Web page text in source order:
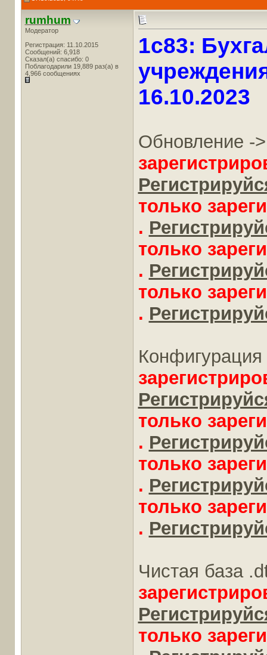
rumhum
Модератор
Регистрация: 11.10.2015
Сообщений: 6,918
Сказал(а) спасибо: 0
Поблагодарили 19,889 раз(а) в
4,966 сообщениях
1c83:
16.10.2023
Обновление -
только
.
только
.
только
.
только
.
только
.
только
.
Чистая база
только